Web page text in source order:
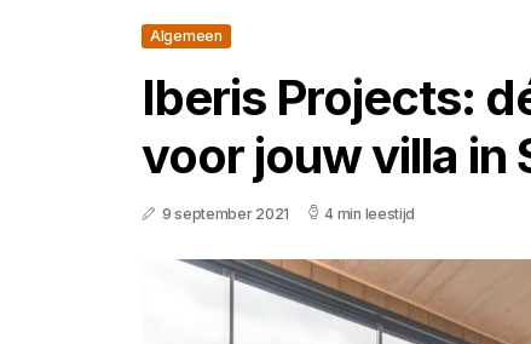
Algemeen
Iberis Projects:
voor jouw villa in
9 september 2021 4 min leestijd